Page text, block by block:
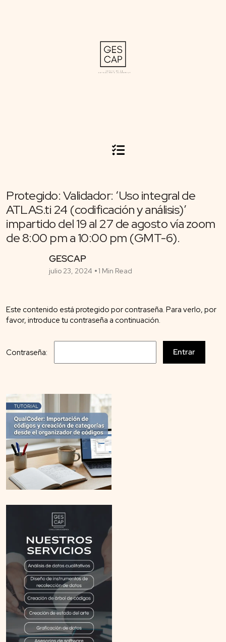
Protegido: Validador: ‘Uso integral de
ATLAS.ti 24 (codificación y análisis)’
impartido del 19 al 27 de agosto vía zoom
de 8:00 pm a 10:00 pm (GMT-6).
GESCAP
julio 23, 2024 1 Min Read
Este contenido está protegido por contraseña. Para verlo, por
favor, introduce tu contraseña a continuación.
Contraseña: